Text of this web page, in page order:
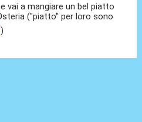
vai a mangiare un bel piatto
("piatto" per loro sono
)